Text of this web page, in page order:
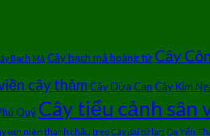
Bạch Mã Cây bạch mã hoàng tử Cây
cây thảmCây Dừa Cạn Cây Kim
Quý Cây tiểu cảnh sân
vạn niên thanh chậu treo Cây đại tứ lan Dạ Yến